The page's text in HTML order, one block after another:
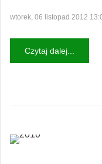
wtorek, 06 listopad 2012
Czytaj dalej...